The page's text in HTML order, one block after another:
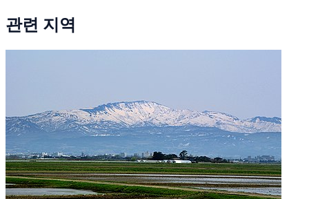
관련 지역